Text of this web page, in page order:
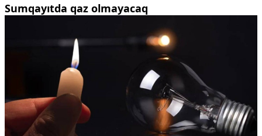
Sumqayıtda qaz olmayacaq